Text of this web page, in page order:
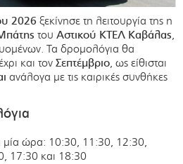
2026 ξεκίνησε τη λειτουργία της η
του Αστικού ΚΤΕΛ Καβάλας,
Τα δρομολόγια θα
και τον Σεπτέμβριο, ως είθισται
ανάλογα με τις καιρικές συνθήκες
ώρα: 10:30, 11:30, 12:30,
17:30 και 18:30